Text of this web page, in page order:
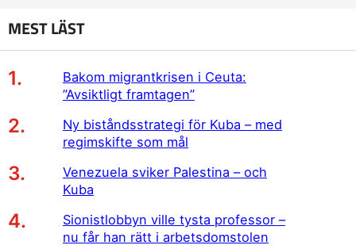
MEST LÄST
Bakom migrantkrisen i Ceuta:
”Avsiktligt framtagen”
Ny biståndsstrategi för Kuba – med
regimskifte som mål
Venezuela sviker Palestina – och
Kuba
Sionistlobbyn ville tysta professor –
nu får han rätt i arbetsdomstolen